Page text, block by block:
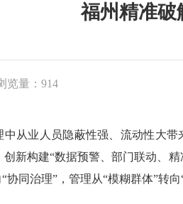
福州精准破
览量：914
业人员隐蔽性强、流动性大带
新构建“数据预警、部门联动、
协同治理”，管理从“模糊群体”转